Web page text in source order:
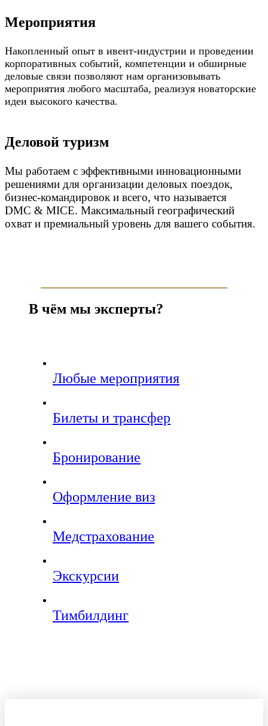
Мероприятия
Накопленный опыт в ивент-индустрии и проведении
корпоративных событий, компетенции и обширные
деловые связи позволяют нам организовывать
мероприятия любого масштаба, реализуя новаторские
идеи высокого качества.
Деловой туризм
Мы работаем с эффективными инновационными
решениями для организации деловых поездок,
бизнес-командировок и всего, что называется
DMC & MICE. Максимальный географический
охват и премиальный уровень для вашего события.
В чём мы эксперты?
Любые мероприятия
Билеты и трансфер
Бронирование
Оформление виз
Медстрахование
Экскурсии
Тимбилдинг